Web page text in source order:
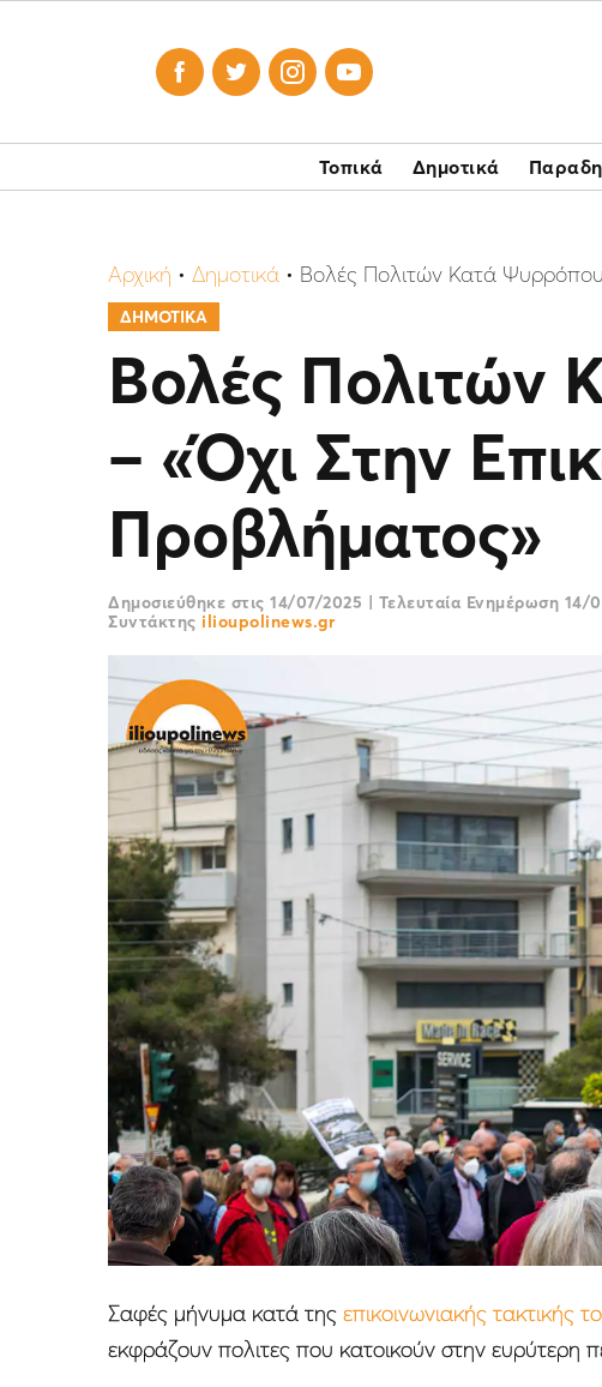
   
Τοπικά Δημοτικά
Αρχική • Δημοτικά • Βολές Πολιτών Κατά
ΔΗΜΟΤΙΚΑ
Βολές Πολιτών
– «Όχι Στην
Προβλήματος»
Δημοσιεύθηκε στις 14/07/2025 | Τελευταία Ενημέρωση 14/
Συντάκτης ilioupolinews.gr
Σαφές μήνυμα κατά της επικοινωνιακής τακτικής
εκφράζουν πολιτες που κατοικούν στην ευρύτερη